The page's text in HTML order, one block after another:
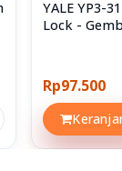
YALE YP3-
Lock -
Rp97.500